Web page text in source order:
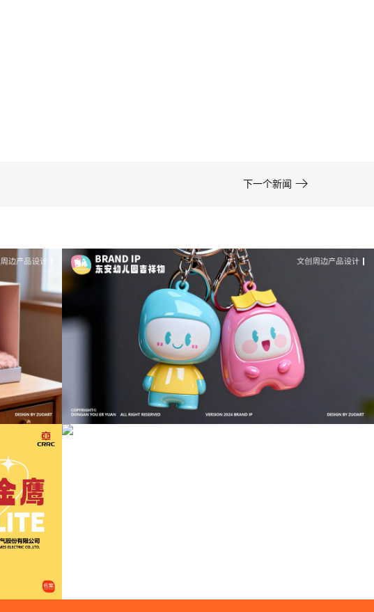
下一个新闻 
成功案例：品牌IP设计的视觉体系 | IP设计公司-佐
案设计